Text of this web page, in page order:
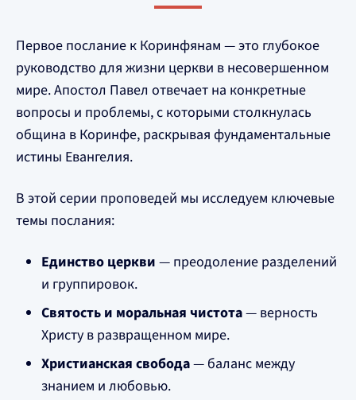
Первое послание к Коринфянам — это глубокое
руководство для жизни церкви в несовершенном
мире. Апостол Павел отвечает на конкретные
вопросы и проблемы, с которыми столкнулась
община в Коринфе, раскрывая фундаментальные
истины Евангелия.
В этой серии проповедей мы исследуем ключевые
темы послания:
Единство церкви — преодоление разделений
и группировок.
Святость и моральная чистота— верность
Христу в развращенном мире.
Христианская свобода— баланс между
знанием и любовью.